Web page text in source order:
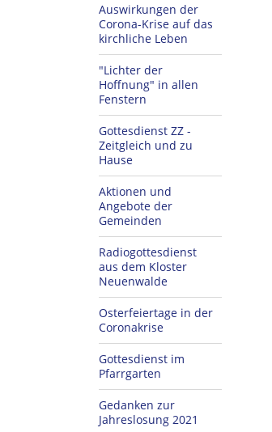
Auswirkungen der
Corona-Krise auf das
kirchliche Leben
"Lichter der
Hoffnung" in allen
Fenstern
Gottesdienst ZZ -
Zeitgleich und zu
Hause
Aktionen und
Angebote der
Gemeinden
Radiogottesdienst
aus dem Kloster
Neuenwalde
Osterfeiertage in der
Coronakrise
Gottesdienst im
Pfarrgarten
Gedanken zur
Jahreslosung 2021